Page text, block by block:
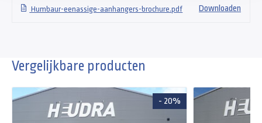
Humbaur-eenassige-aanhangers-brochure.pdf Downloaden
Vergelijkbare producten
- 20%